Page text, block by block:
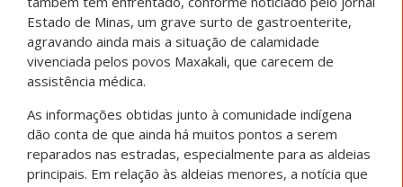
Estado de Minas, um grave surto de gastroenterite,
agravando ainda mais a situação de calamidade
vivenciada pelos povos Maxakali, que carecem de
assistência médica.
As informações obtidas junto à comunidade indígena
dão conta de que ainda há muitos pontos a serem
reparados nas estradas, especialmente para as aldeias
principais. Em relação às aldeias menores, a notícia que